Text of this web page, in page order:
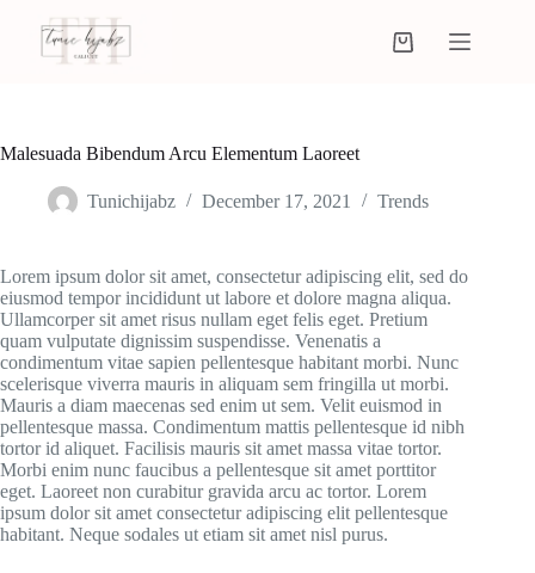
Malesuada Bibendum Arcu Elementum Laoreet
Tunichijabz December 17, 2021 Trends
Lorem ipsum dolor sit amet, consectetur adipiscing elit, sed do
eiusmod tempor incididunt ut labore et dolore magna aliqua.
Ullamcorper sit amet risus nullam eget felis eget. Pretium
quam vulputate dignissim suspendisse. Venenatis a
condimentum vitae sapien pellentesque habitant morbi. Nunc
scelerisque viverra mauris in aliquam sem fringilla ut morbi.
Mauris a diam maecenas sed enim ut sem. Velit euismod in
pellentesque massa. Condimentum mattis pellentesque id nibh
tortor id aliquet. Facilisis mauris sit amet massa vitae tortor.
Morbi enim nunc faucibus a pellentesque sit amet porttitor
eget. Laoreet non curabitur gravida arcu ac tortor. Lorem
ipsum dolor sit amet consectetur adipiscing elit pellentesque
habitant. Neque sodales ut etiam sit amet nisl purus.